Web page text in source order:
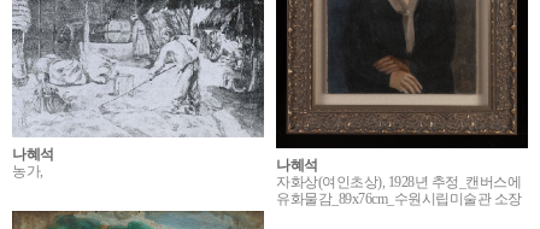
나혜석
자화상(여인초상), 1928년 추정_캔버스에
유화물감_89x76cm_수원시립미술관 소장
나혜석
농가,